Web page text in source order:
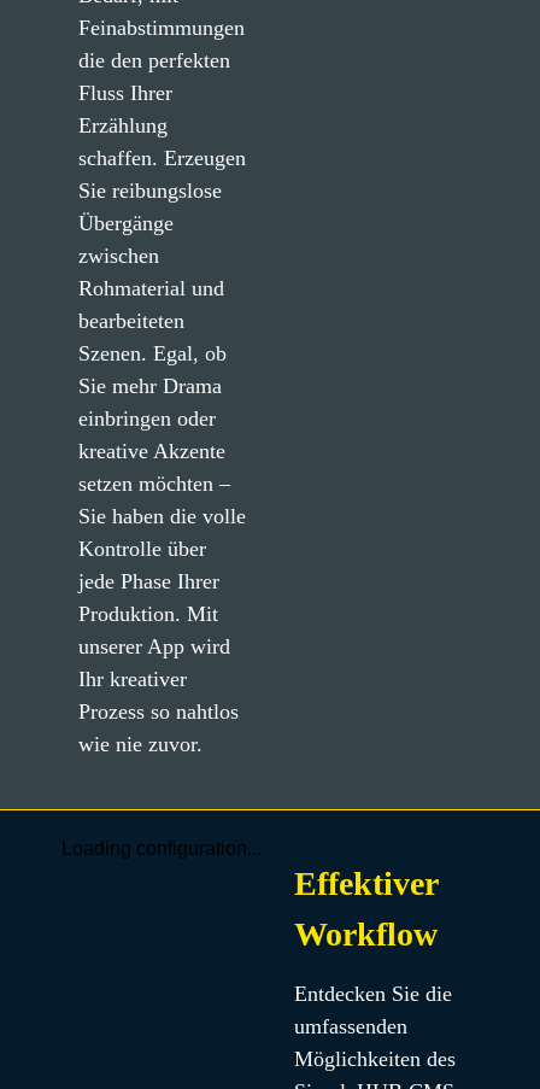
Feinabstimmungen
die den perfekten
Fluss Ihrer
Erzählung
schaffen. Erzeugen
Sie reibungslose
Übergänge
zwischen
Rohmaterial und
bearbeiteten
Szenen. Egal, ob
Sie mehr Drama
einbringen oder
kreative Akzente
setzen möchten –
Sie haben die volle
Kontrolle über
jede Phase Ihrer
Produktion. Mit
unserer App wird
Ihr kreativer
Prozess so nahtlos
wie nie zuvor.
Loading configuration...
Effektiver
Workflow
Entdecken Sie die
umfassenden
Möglichkeiten des